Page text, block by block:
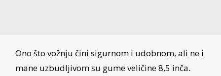
Ono što vožnju čini sigurnom i udobnom, ali ne i
mane uzbudljivom su gume veličine 8,5 inča.